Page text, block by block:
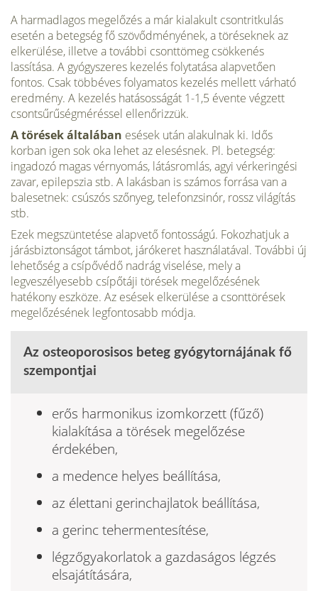
A harmadlagos megelőzés a már kialakult csontritkulás
esetén a betegség fő szö­vődményének, a töréseknek az
elkerülése, illetve a további csonttömeg csökkenés
lassítása. A gyógyszeres kezelés folytatása alapvetően
fontos. Csak többéves fo­lyamatos kezelés mellett várható
eredmény. A kezelés hatásosságát 1-1,5 évente végzett
csontsűrűségméréssel ellenőrizzük.
A törések általában esések után alakulnak ki. Idős
korban igen sok oka lehet az elesésnek. Pl. betegség:
ingadozó magas vérnyomás, látásromlás, agyi vérkeringési
zavar, epilepszia stb. A lakásban is számos forrása van a
balesetnek: csúszós szőnyeg, telefonzsinór, rossz világítás
stb.
Ezek meg­szüntetése alapvető fontosságú. Fokozhatjuk a
járásbiztonságot támbot, járókeret használatával. További új
lehetőség a csípővédő nadrág viselése, mely a
legveszélyesebb csípőtáji törések megelőzésének
hatékony eszköze. Az esések elkerülése a csonttörések
megelőzésének legfontosabb módja.
Az osteoporosisos beteg gyógytornájának fő
szempontjai
erős harmonikus izomkorzett (fűző)
kialakítása a törések megelőzé­se
érdekében,
a medence helyes beállítása,
az élettani gerinchajlatok beállítása,
a gerinc tehermentesítése,
légzőgyakorlatok a gazdaságos légzés
elsajátítására,